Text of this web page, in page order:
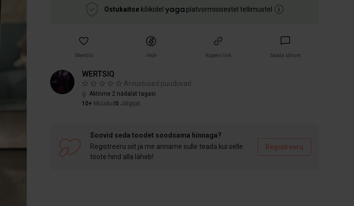
Ostukaitse kõikidel platvormisisestel tellimustel
Meeldib Jaga Kopeeri link Saada sõnum
WERTSIQ
Arvustused puuduvad
Aktiivne 2 nädalat tagasi
10+ Müüdud 0 Jälgijat
Soovid seda toodet soodsama hinnaga?
Registreeru siit ja me anname sulle teada kui selle
toote hind alla läheb!
Registreeru